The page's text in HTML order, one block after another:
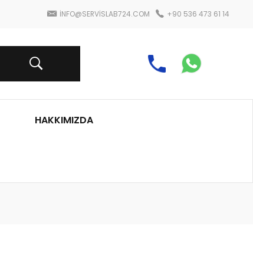
INFO@SERVISLAB724.COM +90 536 473 61 14
HAKKIMIZDA